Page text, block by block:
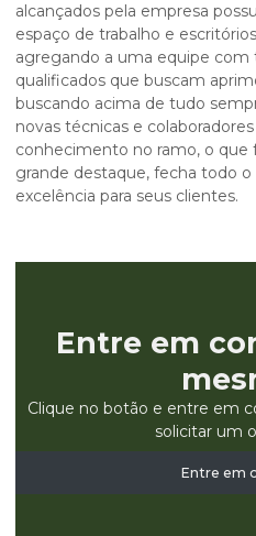
alcançados pela empresa
espaço de trabalho e
agregando a uma equipe
qualificados que buscam
buscando acima de tudo
novas técnicas e
conhecimento no ramo, o que
grande destaque, fecha todo
excelência para seus clientes.
Entre em
Clique no botão e entre em
solicitar um
Entre em